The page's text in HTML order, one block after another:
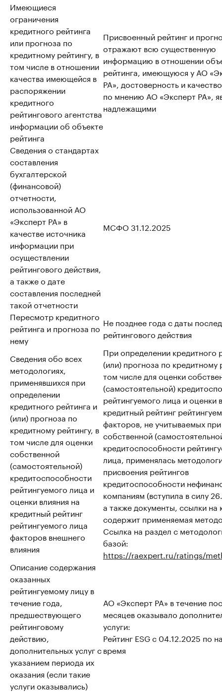
Имеющиеся
ограничения
кредитного рейтинга
или прогноза по
кредитному рейтингу, в
том числе в отношении
качества имеющейся в
распоряжении
кредитного
рейтингового агентства
информации об объекте
рейтинга
Присвоенный рейтинг и
отражают всю существенную
информацию в отношении
рейтинга, имеющуюся у АО
РА», достоверность и
по мнению АО «Эксперт РА»,
надлежащими
Сведения о стандартах
составления
бухгалтерской
(финансовой)
отчетности,
использованной АО
«Эксперт РА» в
качестве источника
информации при
осуществлении
рейтингового действия,
а также о дате
составления последней
такой отчетности
МСФО 31.12.2025
Пересмотр кредитного
рейтинга и прогноза по
нему
Не позднее года с даты
рейтингового действия
Сведения обо всех
методологиях,
применявшихся при
определении
кредитного рейтинга и
(или) прогноза по
кредитному рейтингу, в
том числе для оценки
собственной
(самостоятельной)
кредитоспособности
рейтингуемого лица и
оценки влияния на
кредитный рейтинг
рейтингуемого лица
факторов внешнего
влияния
При определении кредитного
(или) прогноза по кредитному
том числе для оценки
(самостоятельной)
рейтингуемого лица и оценки
кредитный рейтинг
факторов, не учитываемых
собственной
кредитоспособности
лица, применялась
присвоения рейтингов
кредитоспособности
компаниям (вступила в силу
а также документы, ссылки на
содержит применяемая
Ссылка на раздел с
базой:
https://raexpert.ru/ratings/
Описание содержания
оказанных
рейтингуемому лицу в
течение года,
предшествующего
рейтинговому
действию,
дополнительных услуг с
указанием периода их
оказания (если такие
услуги оказывались)
АО «Эксперт РА» в течение
месяцев оказывало
услуги:
Рейтинг ESG с 04.12.2025 по
время